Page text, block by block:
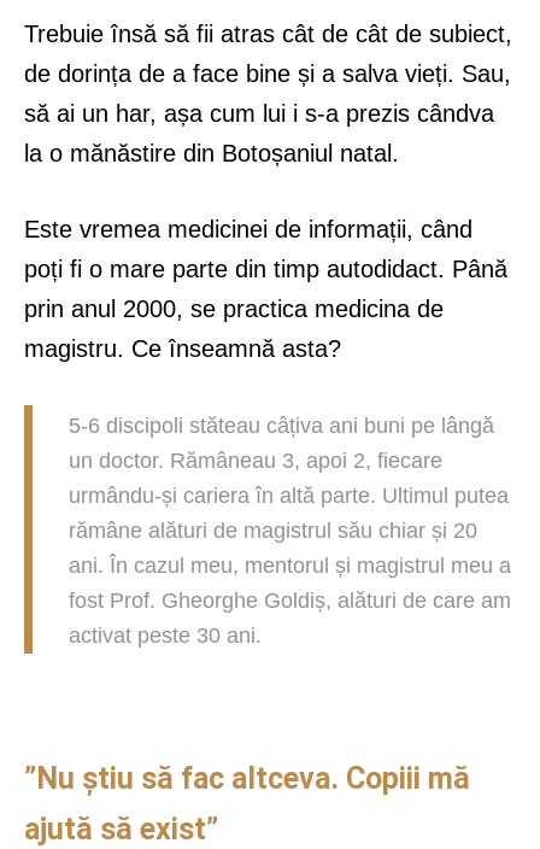
Trebuie însă să fii atras cât de cât de subiect,
de dorința de a face bine și a salva vieți. Sau,
să ai un har, așa cum lui i s-a prezis cândva
la o mănăstire din Botoșaniul natal.
Este vremea medicinei de informații, când
poți fi o mare parte din timp autodidact. Până
prin anul 2000, se practica medicina de
magistru. Ce înseamnă asta?
5-6 discipoli stăteau câțiva ani buni pe lângă
un doctor. Rămâneau 3, apoi 2, fiecare
urmându-și cariera în altă parte. Ultimul putea
rămâne alături de magistrul său chiar și 20
ani. În cazul meu, mentorul și magistrul meu a
fost Prof. Gheorghe Goldiș, alături de care am
activat peste 30 ani.
”Nu știu să fac altceva. Copiii mă
ajută să exist”